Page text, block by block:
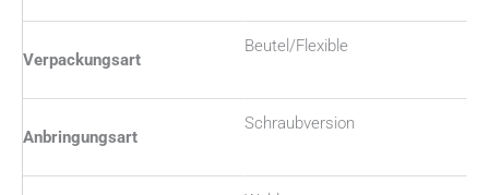
Verpackungsart
Beutel/Flexible
Anbringungsart
Schraubversion